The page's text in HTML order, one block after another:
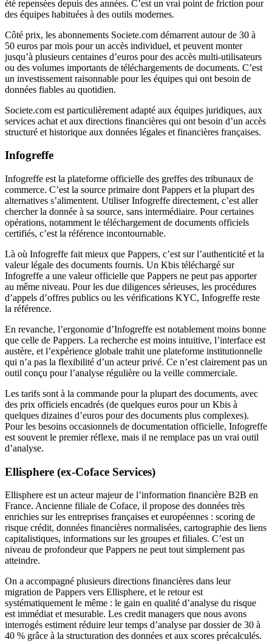
été repensées depuis des années. C’est un vrai point de friction pour
des équipes habituées à des outils modernes.
Côté prix, les abonnements Societe.com démarrent autour de 30 à
50 euros par mois pour un accès individuel, et peuvent monter
jusqu’à plusieurs centaines d’euros pour des accès multi-utilisateurs
ou des volumes importants de téléchargements de documents. C’est
un investissement raisonnable pour les équipes qui ont besoin de
données fiables au quotidien.
Societe.com est particulièrement adapté aux équipes juridiques, aux
services achat et aux directions financières qui ont besoin d’un accès
structuré et historique aux données légales et financières françaises.
Infogreffe
Infogreffe est la plateforme officielle des greffes des tribunaux de
commerce. C’est la source primaire dont Pappers et la plupart des
alternatives s’alimentent. Utiliser Infogreffe directement, c’est aller
chercher la donnée à sa source, sans intermédiaire. Pour certaines
opérations, notamment le téléchargement de documents officiels
certifiés, c’est la référence incontournable.
Là où Infogreffe fait mieux que Pappers, c’est sur l’authenticité et la
valeur légale des documents fournis. Un Kbis téléchargé sur
Infogreffe a une valeur officielle que Pappers ne peut pas apporter
au même niveau. Pour les due diligences sérieuses, les procédures
d’appels d’offres publics ou les vérifications KYC, Infogreffe reste
la référence.
En revanche, l’ergonomie d’Infogreffe est notablement moins bonne
que celle de Pappers. La recherche est moins intuitive, l’interface est
austère, et l’expérience globale trahit une plateforme institutionnelle
qui n’a pas la flexibilité d’un acteur privé. Ce n’est clairement pas un
outil conçu pour l’analyse régulière ou la veille commerciale.
Les tarifs sont à la commande pour la plupart des documents, avec
des prix officiels encadrés (de quelques euros pour un Kbis à
quelques dizaines d’euros pour des documents plus complexes).
Pour les besoins occasionnels de documentation officielle, Infogreffe
est souvent le premier réflexe, mais il ne remplace pas un vrai outil
d’analyse.
Ellisphere (ex-Coface Services)
Ellisphere est un acteur majeur de l’information financière B2B en
France. Ancienne filiale de Coface, il propose des données très
enrichies sur les entreprises françaises et européennes : scoring de
risque crédit, données financières normalisées, cartographie des liens
capitalistiques, informations sur les groupes et filiales. C’est un
niveau de profondeur que Pappers ne peut tout simplement pas
atteindre.
On a accompagné plusieurs directions financières dans leur
migration de Pappers vers Ellisphere, et le retour est
systématiquement le même : le gain en qualité d’analyse du risque
est immédiat et mesurable. Les credit managers que nous avons
interrogés estiment réduire leur temps d’analyse par dossier de 30 à
40 % grâce à la structuration des données et aux scores précalculés.